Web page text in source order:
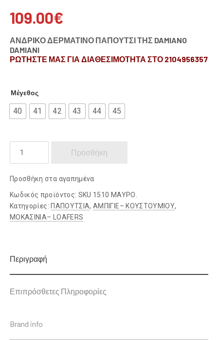
109.00€
ΑΝΔΡΙΚΟ ΔΕΡΜΑΤΙΝΟ ΠΑΠΟΥΤΣΙ ΤΗΣ DAMIANO
DAMIANI
ΡΩΤΗΣΤΕ ΜΑΣ ΓΙΑ ΔΙΑΘΕΣΙΜΟΤΗΤΑ ΣΤΟ 2104956357
Μέγεθος
40 41 42 43 44 45
DAMIANI
Προσθήκη
Προσθήκη στα αγαπημένα
Κωδικός προϊόντος: SKU 1510 ΜΑΥΡΟ.
Κατηγορίες: ΠΑΠΟΥΤΣΙΑ,ΑΜΠΙΓΙΕ– ΚΟΥΣΤΟΥΜΙΟΥ,
ΜΟΚΑΣΙΝΙΑ– LOAFERS
Περιγραφή
Επιπρόσθετες Πληροφορίες
Brand info